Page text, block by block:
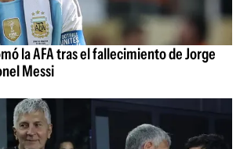
la AFA tras el fallecimiento de Jorge
Messi